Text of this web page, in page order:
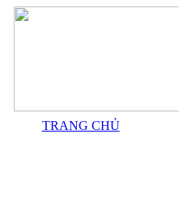
TRANG CHỦ